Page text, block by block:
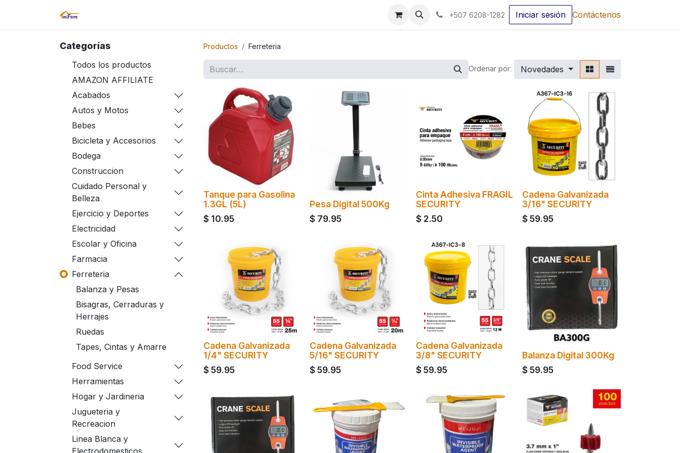
+507 6208-1282 Iniciar sesión Contáctenos
Categorías
Todos los productos
AMAZON AFFILIATE
Acabados
Autos y Motos
Bebes
Bicicleta y Accesorios
Bodega
Construccion
Cuidado Personal y
Belleza
Ejercicio y Deportes
Electricidad
Escolar y Oficina
Farmacia
Ferreteria
Balanza y Pesas
Bisagras, Cerraduras y
Herrajes
Ruedas
Tapes, Cintas y Amarre
Food Service
Herramientas
Hogar y Jardineria
Jugueteria y
Recreacion
Linea Blanca y
Electrodomesticos
Productos Ferreteria
Ordenar por: Novedades
Tanque para Gasolina
1.3GL (5L)
$ 10.95
Pesa Digital 500Kg
$ 79.95
Cinta Adhesiva FRAGIL
SECURITY
$ 2.50
Cadena Galvanizada
3/16" SECURITY
$59.95
Cadena Galvanizada
1/4" SECURITY
$59.95
Cadena Galvanizada
5/16" SECURITY
$59.95
Cadena Galvanizada
3/8" SECURITY
$59.95
Balanza Digital 300Kg
$59.95